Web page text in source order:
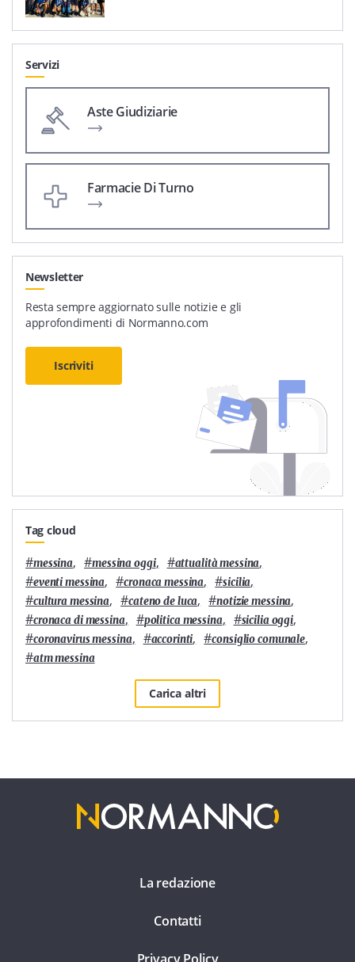
Servizi
Aste Giudiziarie
Farmacie Di Turno
Newsletter
Resta sempre aggiornato sulle notizie e gli
approfondimenti di Normanno.com
Iscriviti
Tag cloud
#messina, #messina oggi, #attualità messina,
#eventi messina, #cronaca messina, #sicilia,
#cultura messina, #cateno de luca, #notizie messina,
#cronaca di messina, #politica messina, #sicilia oggi,
#coronavirus messina, #accorinti, #consiglio comunale,
#atm messina
Carica altri
La redazione
Contatti